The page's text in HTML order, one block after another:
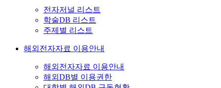
전자저널 리스트
학술DB 리스트
주제별 리스트
해외전자자료 이용안내
해외전자자료 이용안내
해외DB별 이용권한